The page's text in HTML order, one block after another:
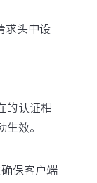
求头中设
的认证相
效。
保客户端